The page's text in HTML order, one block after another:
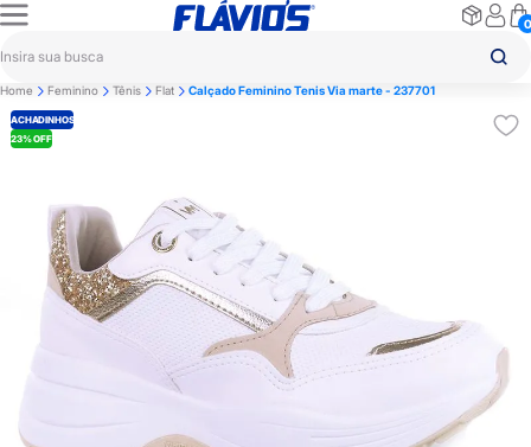
0
Home Feminino Tênis Flat Calçado Feminino Tenis Via marte - 237701
23% OFF
ACHADINHOS